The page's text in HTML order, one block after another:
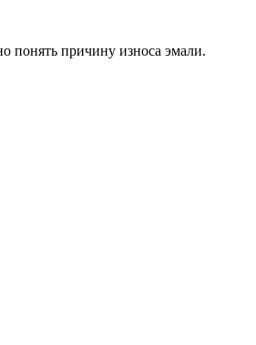
понять причину износа эмали.